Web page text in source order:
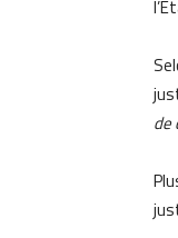
de